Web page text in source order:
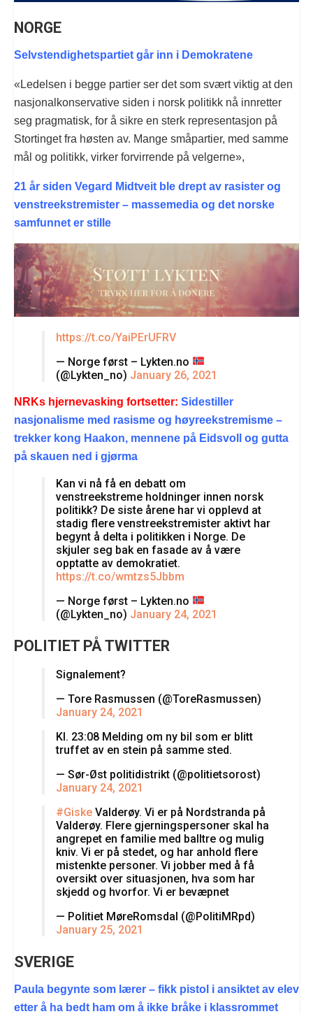
NORGE
Selvstendighetspartiet går inn i Demokratene
«Ledelsen i begge partier ser det som svært viktig at den
nasjonalkonservative siden i norsk politikk nå innretter
seg pragmatisk, for å sikre en sterk representasjon på
Stortinget fra høsten av. Mange småpartier, med samme
mål og politikk, virker forvirrende på velgerne»,
21 år siden Vegard Midtveit ble drept av rasister og
venstreekstremister – massemedia og det norske
samfunnet er stille
https://t.co/YaiPErUFRV
— Norge først – Lykten.no
(@Lykten_no) January 26, 2021
NRKs hjernevasking fortsetter: Sidestiller
nasjonalisme med rasisme og høyreekstremisme –
trekker kong Haakon, mennene på Eidsvoll og gutta
på skauen ned i gjørma
Kan vi nå få en debatt om
venstreekstreme holdninger innen norsk
politikk? De siste årene har vi opplevd at
stadig flere venstreekstremister aktivt har
begynt å delta i politikken i Norge. De
skjuler seg bak en fasade av å være
opptatte av demokratiet.
https://t.co/wmtzs5Jbbm
— Norge først – Lykten.no
(@Lykten_no) January 24, 2021
POLITIET PÅ TWITTER
Signalement?
— Tore Rasmussen (@ToreRasmussen)
January 24, 2021
Kl. 23:08 Melding om ny bil som er blitt
truffet av en stein på samme sted.
— Sør-Øst politidistrikt (@politietsorost)
January 24, 2021
#Giske Valderøy. Vi er på Nordstranda på
Valderøy. Flere gjerningspersoner skal ha
angrepet en familie med balltre og mulig
kniv. Vi er på stedet, og har anhold flere
mistenkte personer. Vi jobber med å få
oversikt over situasjonen, hva som har
skjedd og hvorfor. Vi er bevæpnet
— Politiet MøreRomsdal (@PolitiMRpd)
January 25, 2021
SVERIGE
Paula begynte som lærer – fikk pistol i ansiktet av elev
etter å ha bedt ham om å ikke bråke i klassrommet